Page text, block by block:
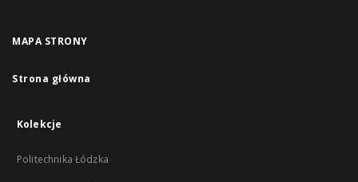
MAPA STRONY
Strona główna
Kolekcje
Politechnika Łódzka